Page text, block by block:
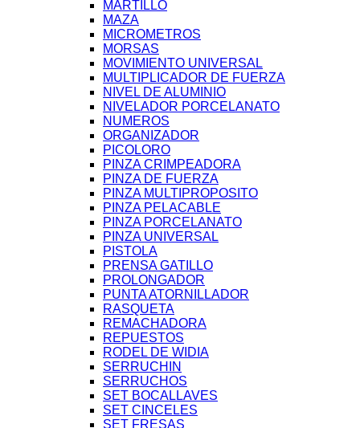
MARTILLO
MAZA
MICROMETROS
MORSAS
MOVIMIENTO UNIVERSAL
MULTIPLICADOR DE FUERZA
NIVEL DE ALUMINIO
NIVELADOR PORCELANATO
NUMEROS
ORGANIZADOR
PICOLORO
PINZA CRIMPEADORA
PINZA DE FUERZA
PINZA MULTIPROPOSITO
PINZA PELACABLE
PINZA PORCELANATO
PINZA UNIVERSAL
PISTOLA
PRENSA GATILLO
PROLONGADOR
PUNTA ATORNILLADOR
RASQUETA
REMACHADORA
REPUESTOS
RODEL DE WIDIA
SERRUCHIN
SERRUCHOS
SET BOCALLAVES
SET CINCELES
SET FRESAS